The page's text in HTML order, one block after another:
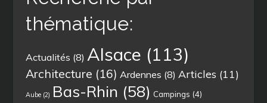
thématique:
Actualités (8) Alsace (113)
Architecture (16) Ardennes (8) Articles (11)
Aube (2) Bas-Rhin (58) Campings (4)